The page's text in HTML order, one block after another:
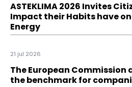
ASTEKLIMA 2026 Invites
Impact their Habits have
Energy
21 jul 2026
The European Commission
the benchmark for